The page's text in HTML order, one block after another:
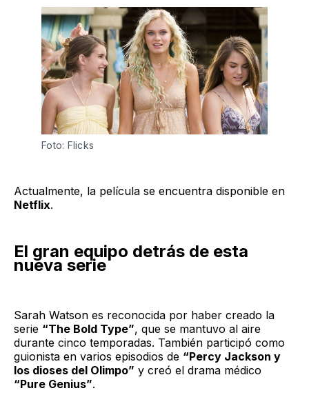
Foto: Flicks
Actualmente, la película se encuentra disponible en
Netflix.
El gran equipo detrás de esta
nueva serie
Sarah Watson es reconocida por haber creado la
serie “The Bold Type”, que se mantuvo al aire
durante cinco temporadas. También participó como
guionista en varios episodios de “Percy Jackson y
los dioses del Olimpo” y creó el drama médico
“Pure Genius”.